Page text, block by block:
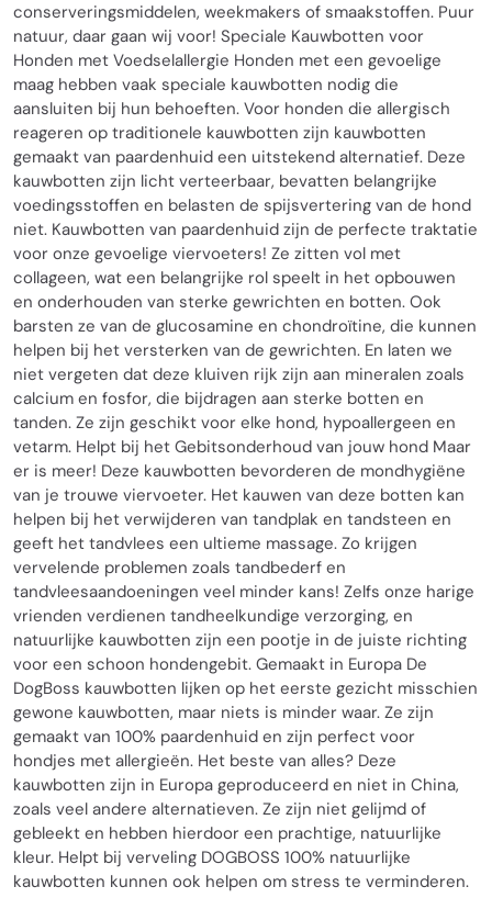
conserveringsmiddelen, weekmakers of smaakstoffen. Puur
natuur, daar gaan wij voor! Speciale Kauwbotten voor
Honden met Voedselallergie Honden met een gevoelige
maag hebben vaak speciale kauwbotten nodig die
aansluiten bij hun behoeften. Voor honden die allergisch
reageren op traditionele kauwbotten zijn kauwbotten
gemaakt van paardenhuid een uitstekend alternatief. Deze
kauwbotten zijn licht verteerbaar, bevatten belangrijke
voedingsstoffen en belasten de spijsvertering van de hond
niet. Kauwbotten van paardenhuid zijn de perfecte traktatie
voor onze gevoelige viervoeters! Ze zitten vol met
collageen, wat een belangrijke rol speelt in het opbouwen
en onderhouden van sterke gewrichten en botten. Ook
barsten ze van de glucosamine en chondroïtine, die kunnen
helpen bij het versterken van de gewrichten. En laten we
niet vergeten dat deze kluiven rijk zijn aan mineralen zoals
calcium en fosfor, die bijdragen aan sterke botten en
tanden. Ze zijn geschikt voor elke hond, hypoallergeen en
vetarm. Helpt bij het Gebitsonderhoud van jouw hond Maar
er is meer! Deze kauwbotten bevorderen de mondhygiëne
van je trouwe viervoeter. Het kauwen van deze botten kan
helpen bij het verwijderen van tandplak en tandsteen en
geeft het tandvlees een ultieme massage. Zo krijgen
vervelende problemen zoals tandbederf en
tandvleesaandoeningen veel minder kans! Zelfs onze harige
vrienden verdienen tandheelkundige verzorging, en
natuurlijke kauwbotten zijn een pootje in de juiste richting
voor een schoon hondengebit. Gemaakt in Europa De
DogBoss kauwbotten lijken op het eerste gezicht misschien
gewone kauwbotten, maar niets is minder waar. Ze zijn
gemaakt van 100% paardenhuid en zijn perfect voor
hondjes met allergieën. Het beste van alles? Deze
kauwbotten zijn in Europa geproduceerd en niet in China,
zoals veel andere alternatieven. Ze zijn niet gelijmd of
gebleekt en hebben hierdoor een prachtige, natuurlijke
kleur. Helpt bij verveling DOGBOSS 100% natuurlijke
kauwbotten kunnen ook helpen om stress te verminderen.